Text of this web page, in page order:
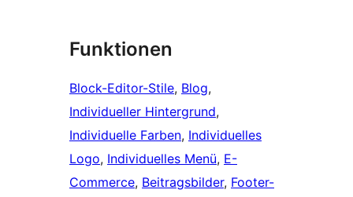
Funktionen
Block-Editor-Stile, Blog
Individueller Hintergrund
Individuelle Farben, Individuelles
Logo, Individuelles Menü, E-
Commerce, Beitragsbilder, Footer-